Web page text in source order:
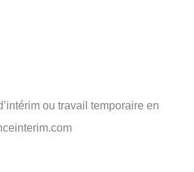
ou travail temporaire en